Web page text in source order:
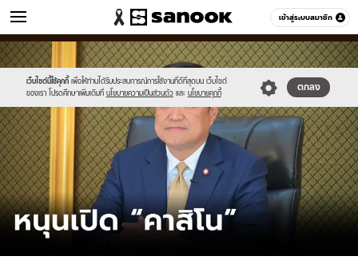
เข้าสู่ระบบสมาชิก
ข่าว หมวดอื่นๆ
เว็บไซต์นี้ใช้คุกกี้ เพื่อให้ท่านได้รับประสบการณ์การใช้งานที่ดีที่สุดบน เว็บไซต์
ของเรา โปรดศึกษาเพิ่มเติมที่ นโยบายความเป็นส่วนตัว และ นโยบายคุกกี้
ตกลง
Sanook
//s.isanook.com/sr/0/images/logo-
new-
sanook.png
600
60
//s.isanook.com/ns/0/ud/1862/9311094/casino-
anutin.jpg